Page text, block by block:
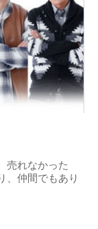
売れなかった
、仲間でもあり